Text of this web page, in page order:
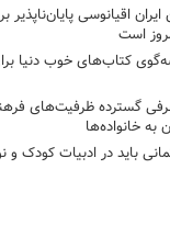
اقیانوسی پایان‌ناپذیر
است
کتاب‌های خوب دنیا
گسترده ظرفیت‌های
به خانواده‌ها
باید در ادبیات کودک و